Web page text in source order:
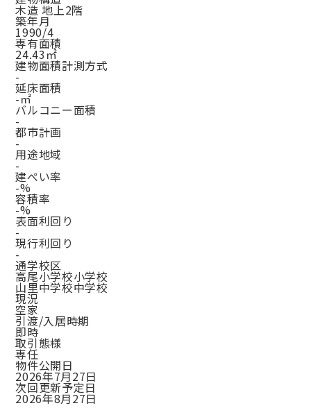
木造 地上2階
築年月
1990/4
専有面積
24.43㎡
建物面積計測方式
-
延床面積
-㎡
バルコニー面積
-
都市計画
-
用途地域
-
建ぺい率
-%
容積率
-%
表面利回り
-
現行利回り
-
通学校区
高尾小学校小学校
山里中学校中学校
現況
空家
引渡/入居時期
即時
取引態様
専任
物件公開日
2026年7月27日
次回更新予定日
2026年8月27日